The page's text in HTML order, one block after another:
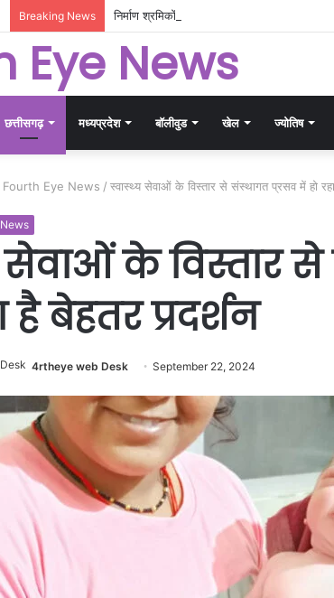
Breaking News निर्माण श्रमिकों के बच्चों को मिलेगी मुफ्त NEET-
Eye News
छत्तीसगढ़ मध्यप्रदेश बॉलीवुड खेल ज्योतिष
Fourth Eye News / स्वास्थ्य सेवाओं के विस्तार से संस्थागत प्रसव में हो
News
सेवाओं के विस्तार
है बेहतर प्रदर्शन
4rtheye web Desk September 22, 2024